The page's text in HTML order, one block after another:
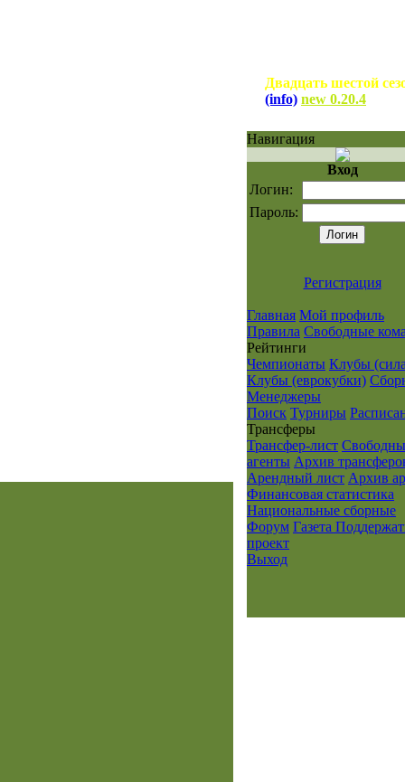
Двадцать шестой
(info) new 0.20.4
Навигация
Вход
Логин:
Пароль:
Регистрация
Главная Мой профиль
Правила Свободные
Рейтинги
Чемпионаты Клубы
Клубы (еврокубки)
Менеджеры
Поиск Турниры
Транcферы
Трансфер-лист
агенты Архив
Арендный лист Архив
Финансовая статистика
Национальные сборные
Форум Газета
проект
Выход